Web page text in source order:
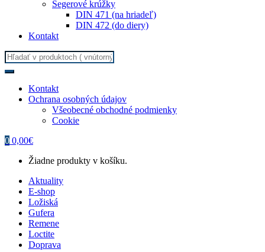
Segerové krúžky
DIN 471 (na hriadeľ)
DIN 472 (do diery)
Kontakt
Search
for:
Kontakt
Ochrana osobných údajov
Všeobecné obchodné podmienky
Cookie
0 0,00€
Žiadne produkty v košíku.
Aktuality
E-shop
Ložiská
Gufera
Remene
Loctite
Doprava